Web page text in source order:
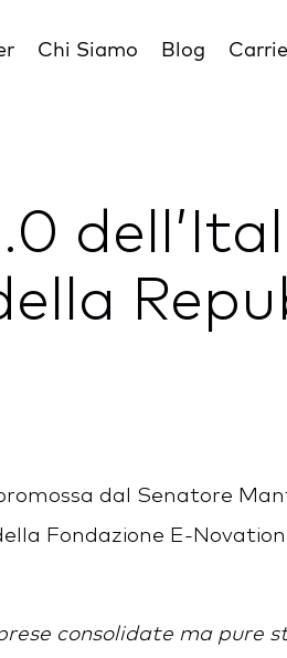
Chi Siamo Blog
dal Senatore
Fondazione E-
consolidate ma pure